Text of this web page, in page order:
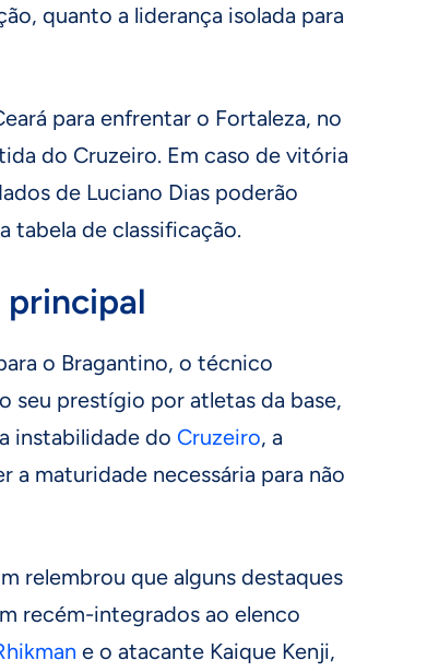
quanto a liderança isolada para
para enfrentar o Fortaleza, no
do Cruzeiro. Em caso de vitória
de Luciano Dias poderão
tabela de classificação.
principal
o Bragantino, o técnico
seu prestígio por atletas da base,
instabilidade do Cruzeiro, a
a maturidade necessária para não
relembrou que alguns destaques
recém-integrados ao elenco
e o atacante Kaique Kenji,